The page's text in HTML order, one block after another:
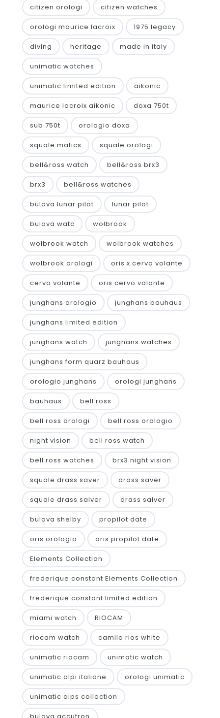
citizen orologi citizen watches
orologi maurice lacroix 1975 legacy
diving heritage made in italy
unimatic watches
unimatic limited edition aikonic
maurice lacroix aikonic doxa 750t
sub 750t orologio doxa
squale matics squale orologi
bell&ross watch bell&ross brx3
brx3 bell&ross watches
bulova lunar pilot lunar pilot
bulova watc wolbrook
wolbrook watch wolbrook watches
wolbrook orologi oris x cervo volante
cervo volante oris cervo volante
junghans orologio junghans bauhaus
junghans limited edition
junghans watch junghans watches
junghans form quarz bauhaus
orologio junghans orologi junghans
bauhaus bell ross
bell ross orologi bell ross orologio
night vision bell ross watch
bell ross watches brx3 night vision
squale drass saver drass saver
squale drass salver drass salver
bulova shelby propilot date
oris orologio oris propilot date
Elements Collection
frederique constant Elements Collection
frederique constant limited edition
miami watch RIOCAM
riocam watch camilo rios white
unimatic riocam unimatic watch
unimatic alpi italiane orologi unimatic
unimatic alps collection